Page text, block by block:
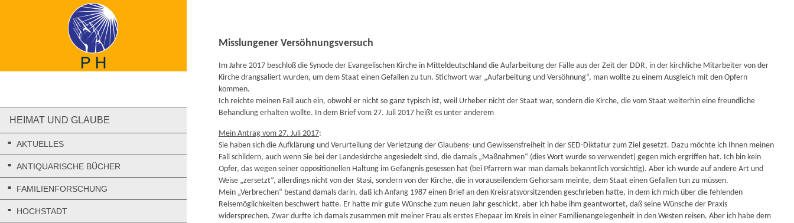
HEIMAT UND GLAUBE
AKTUELLES
ANTIQUARISCHE BÜCHER
FAMILIENFORSCHUNG
HOCHSTADT
Misslungener Versöhnungsversuch
Im Jahre 2017 beschloß die Synode der Evangelischen Kirche in Mitteldeutschland die Aufarbeitung der Fälle aus der Zeit der DDR, in der kirchliche Mitarbeiter von der
Kirche drangsaliert wurden, um dem Staat einen Gefallen zu tun. Stichwort war „Aufarbeitung und Versöhnung“, man wollte zu einem Ausgleich mit den Opfern
kommen.
Ich reichte meinen Fall auch ein, obwohl er nicht so ganz typisch ist, weil Urheber nicht der Staat war, sondern die Kirche, die vom Staat weiterhin eine freundliche
Behandlung erhalten wollte. In dem Brief vom 27. Juli 2017 heißt es unter anderem
Mein Antrag vom 27. Juli 2017:
Sie haben sich die Aufklärung und Verurteilung der Verletzung der Glaubens- und Gewissensfreiheit in der SED-Diktatur zum Ziel gesetzt. Dazu möchte ich Ihnen meinen
Fall schildern, auch wenn Sie bei der Landeskirche angesiedelt sind, die damals „Maßnahmen“ (dies Wort wurde so verwendet) gegen mich ergriffen hat. Ich bin kein
Opfer, das wegen seiner oppositionellen Haltung im Gefängnis gesessen hat (bei Pfarrern war man damals bekanntlich vorsichtig). Aber ich wurde auf andere Art und
Weise „zersetzt“, allerdings nicht von der Stasi, sondern von der Kirche, die in vorauseilendem Gehorsam meinte, dem Staat einen Gefallen tun zu müssen.
Mein „Verbrechen“ bestand damals darin, daß ich Anfang 1987 einen Brief an den Kreisratsvorsitzenden geschrieben hatte, in dem ich mich über die fehlenden
Reisemöglichkeiten beschwert hatte. Er hatte mir gute Wünsche zum neuen Jahr geschickt, aber ich habe ihm geantwortet, daß seine Wünsche der Praxis
widersprechen. Zwar durfte ich damals zusammen mit meiner Frau als erstes Ehepaar im Kreis in einer Familienangelegenheit in den Westen reisen. Aber ich habe dem